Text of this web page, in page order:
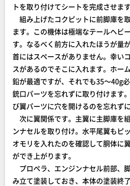
トを取り付けてシートを完成させます
組み上げたコクピットに前脚庫を
ます。この機体は極端なテールヘビ
す。なるべく前方に入れたほうが量
首にはスペースがありません。幸い
スがあるのでそこに入れます。ホー
鉛が最適ですが、それでも35～40g
銃口パーツを忘れずに取り付けます
び翼パーツに穴を開けるのを忘れずに
次に翼関係です。主翼に主脚庫を
ンナセルを取り付け。水平尾翼もピ
オモリを入れたのを確認して胴体に
ができ上がります。
プロペラ、エンジンナセル前部、
み立て塗装しておき、本体の塗装終